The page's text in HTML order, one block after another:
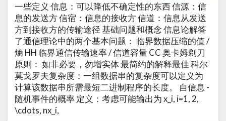
一些定义 信息：可以降低不确定性的东西 信源：信
息的发送方 信宿：信息的接收方 信道：信息从发送
方到接收方的传输途径 基础问题和概念 信息论解答
了通信理论中的两个基本问题： 临界数据压缩的值 /
熵 HH 临界通信传输速率 / 信道容量 CC 奥卡姆剃刀
原则： 如非必要，勿增实体 最简约的解释最佳 科尔
莫戈罗夫复杂度：一组数据串的复杂度可以定义为
计算该数据串所需最短二进制程序的长度。 自信息 -
随机事件的概率 定义：考虑可能输出为 x_i, i=1, 2,
\cdots, nx_i,